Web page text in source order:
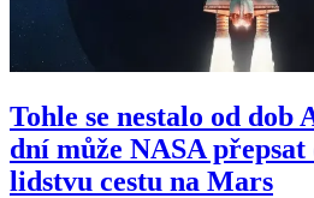
Tohle se nestalo od dob
dní může NASA
lidstvu cestu na Mars